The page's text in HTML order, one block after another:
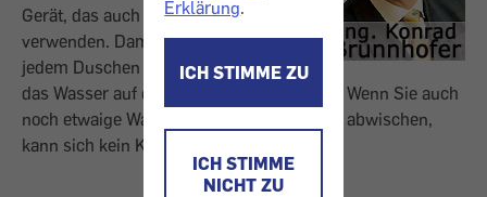
Erklärung.
ICH STIMME ZU
ICH STIMME
NICHT ZU
Gerät, das auch Fensterputzer
verwenden. Damit können Sie nach
jedem Duschen sofort und problemlos
das Wasser auf der Duschwand entfernen. Wenn Sie auch
noch etwaige Wasserreste mit einem Tuch abwischen,
kann sich kein Kalk mehr ablagern.